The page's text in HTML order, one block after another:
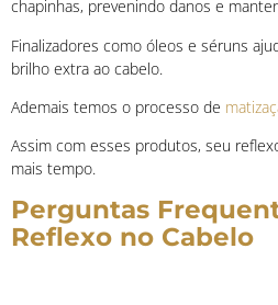
chapinhas, prevenindo danos e
Finalizadores como óleos e séruns
brilho extra ao cabelo.
Ademais temos o processo de
Assim com esses produtos, seu
mais tempo.
Perguntas
Reflexo no Cabelo